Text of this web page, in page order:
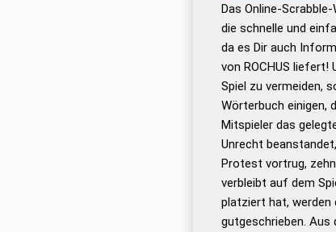
Wortwurzel
Wortanalyse-
Wortbedeutung,
Gültigkeit eines
bestimmen!
Wörterbücher sind:
Das Online-
die schnelle und
da es Dir auch
von ROCHUS liefert!
Spiel zu vermeiden,
Wörterbuch einigen,
Mitspieler das
Unrecht
Protest vortrug,
verbleibt auf dem
platziert hat, werden
gutgeschrieben. Aus